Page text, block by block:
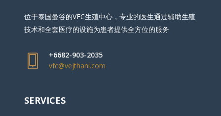
位于泰国曼谷的VFC生殖中心，专业的医生通过辅助生殖
技术和全套医疗的设施为患者提供全方位的服务
+6682-903-2035
vfc@vejthani.com
SERVICES